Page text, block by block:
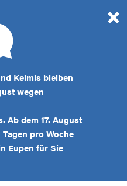
Kelmis bleiben
wegen
Ab dem 17. August
pro Woche
Eupen für Sie